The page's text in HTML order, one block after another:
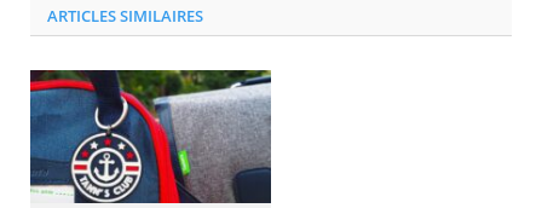
ARTICLES SIMILAIRES